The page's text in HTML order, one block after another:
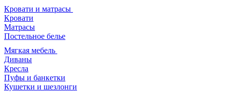
Кровати и матрасы
Кровати
Матрасы
Постельное белье
Мягкая мебель
Диваны
Кресла
Пуфы и банкетки
Кушетки и шезлонги